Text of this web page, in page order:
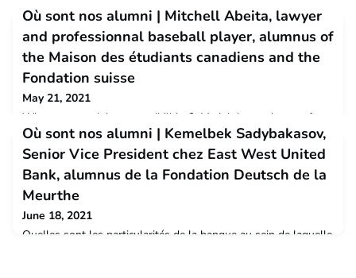
Où sont nos alumni | Mitchell Abeita, lawyer
and professionnal baseball player, alumnus of
the Maison des étudiants canadiens and the
Fondation suisse
May 21, 2021
What are your job responsibilities? My job is to advocate for
the rights of injured individuals. After experiencing a traumatic
injury that derailed my professional baseball career, I decided
to attend law school to become a lawyer. What are you
passionate about? I'm passionate about my work ethic among
other things. If I want to accomplish something it usually
takes 10,000 hours to get good at
Où sont nos alumni | Kemelbek Sadybakasov,
Senior Vice President chez East West United
Bank, alumnus de la Fondation Deutsch de la
Meurthe
June 18, 2021
Quelles sont les particularités de la banque au sein de laquelle